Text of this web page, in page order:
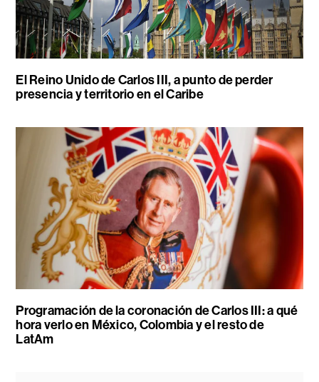
El Reino Unido de Carlos III, a punto de perder
presencia y territorio en el Caribe
Programación de la coronación de Carlos III: a qué
hora verlo en México, Colombia y el resto de
LatAm